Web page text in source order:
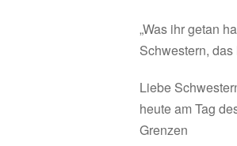
„Was ihr getan
Schwestern, das
Liebe
heute am Tag
Grenzen